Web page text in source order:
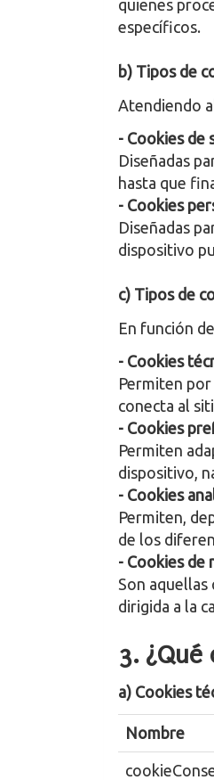
quienes
específicos.
b) Tipos de
Atendiendo
- Cookies de
Diseñadas
hasta que
- Cookies
Diseñadas
dispositivo
c) Tipos de
En función
- Cookies
Permiten
conecta al
- Cookies
Permiten
dispositivo,
- Cookies
Permiten,
de los
- Cookies de
Son
dirigida a la
3.
a) Cookies
Nombre